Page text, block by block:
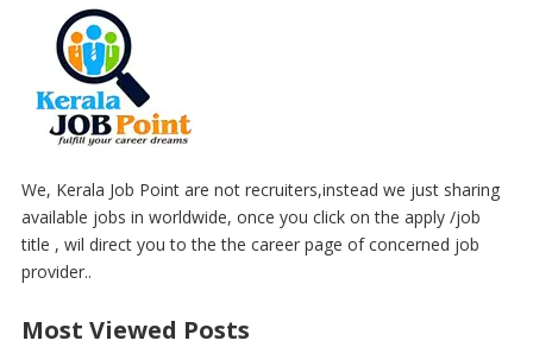
We, Kerala Job Point are not recruiters,instead we just sharing
available jobs in worldwide, once you click on the apply /job
title , wil direct you to the the career page of concerned job
provider..
Most Viewed Posts